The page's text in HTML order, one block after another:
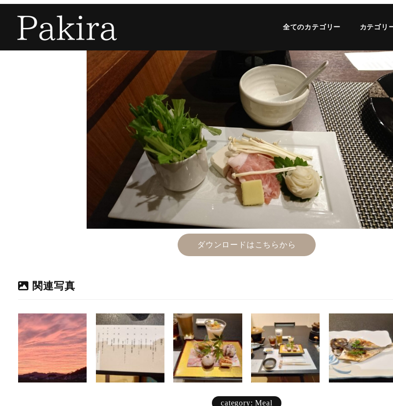
Flower
Insect
Karin
全てのカテゴリー カテゴリ
ダウンロードはこちらから
関連写真
category: Meal